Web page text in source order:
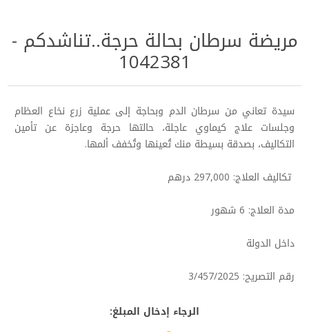
مريضة سرطان بحالة حرجة..تناشدكم -
1042381
سيدة تعاني من سرطان الدم وبحاجة إلى عملية زرع نخاع العظام
وجلسات علاج كيماوي عاجلة، حالتها حرجة وعاجزة عن تأمين
التكاليف، بصدقة بسيطة منك تُعينها وتُخفف ألمها.
​​​​​​​ تكاليف العلاج: 297,000 درهم
مدة العلاج: 6 شهور
داخل الدولة
رقم التصريح: 3/457/2025
الرجاء إدخال المبلغ: